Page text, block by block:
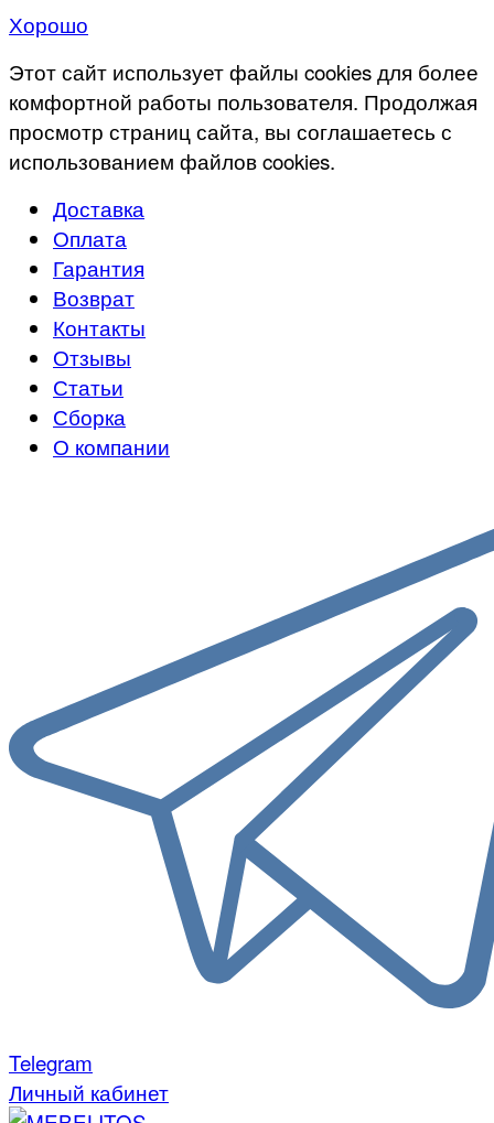
Хорошо
Этот сайт использует файлы cookies для более
комфортной работы пользователя. Продолжая
просмотр страниц сайта, вы соглашаетесь с
использованием файлов cookies.
Доставка
Оплата
Гарантия
Возврат
Контакты
Отзывы
Статьи
Сборка
О компании
Telegram
Личный кабинет